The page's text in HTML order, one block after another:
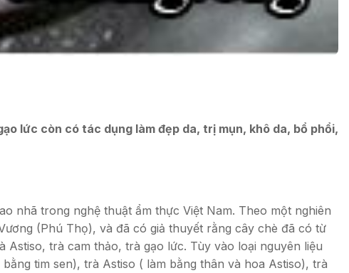
lức còn có tác dụng làm đẹp da, trị mụn, khô da, bổ phổi,
nhã trong nghệ thuật ẩm thực Việt Nam. Theo một nghiên
(Phú Thọ), và đã có giả thuyết rằng cây chè đã có từ
trà cam thảo, trà gạo lức. Tùy vào loại nguyên liệu
tim sen), trà Astiso ( làm bằng thân và hoa Astiso), trà